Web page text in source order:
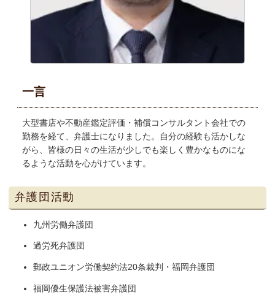
一言
大型書店や不動産鑑定評価・補償コンサルタント会社での
勤務を経て、弁護士になりました。自分の経験も活かしな
がら、皆様の日々の生活が少しでも楽しく豊かなものにな
るような活動を心がけています。
弁護団活動
九州労働弁護団
過労死弁護団
郵政ユニオン労働契約法20条裁判・福岡弁護団
福岡優生保護法被害弁護団